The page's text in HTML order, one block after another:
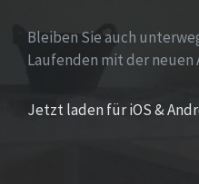
Bleiben Sie auch
Laufenden mit der neuen
Jetzt laden für iOS &